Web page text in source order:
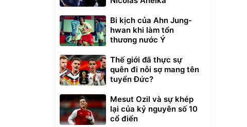
Bi kịch của Ahn Jung-
hwan khi làm tổn
thương nước Ý
Thế giới đã thực sự
quên đi nỗi sợ mang tên
tuyển Đức?
Mesut Ozil và sự khép
lại của kỷ nguyên số 10
cổ điển